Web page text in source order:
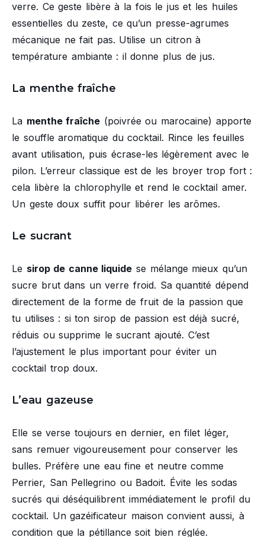
verre. Ce geste libère à la fois le jus et les huiles
essentielles du zeste, ce qu’un presse-agrumes
mécanique ne fait pas. Utilise un citron à
température ambiante : il donne plus de jus.
La menthe fraîche
La menthe fraîche (poivrée ou marocaine) apporte
le souffle aromatique du cocktail. Rince les feuilles
avant utilisation, puis écrase-les légèrement avec le
pilon. L’erreur classique est de les broyer trop fort :
cela libère la chlorophylle et rend le cocktail amer.
Un geste doux suffit pour libérer les arômes.
Le sucrant
Le sirop de canne liquide se mélange mieux qu’un
sucre brut dans un verre froid. Sa quantité dépend
directement de la forme de fruit de la passion que
tu utilises : si ton sirop de passion est déjà sucré,
réduis ou supprime le sucrant ajouté. C’est
l’ajustement le plus important pour éviter un
cocktail trop doux.
L’eau gazeuse
Elle se verse toujours en dernier, en filet léger,
sans remuer vigoureusement pour conserver les
bulles. Préfère une eau fine et neutre comme
Perrier, San Pellegrino ou Badoit. Évite les sodas
sucrés qui déséquilibrent immédiatement le profil du
cocktail. Un gazéificateur maison convient aussi, à
condition que la pétillance soit bien réglée.